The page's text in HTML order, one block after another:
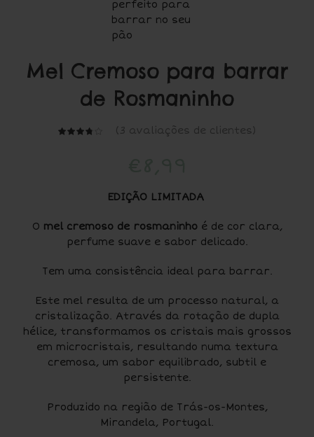
Mel Cremoso para barrar
de Rosmaninho
( 3 avaliações de clientes)
EDIÇÃO LIMITADA
O mel cremoso de rosmaninhoé de cor clara,
perfume suave e sabor delicado.
Tem uma consistência ideal para barrar.
Este mel resulta de um processo natural, a
cristalização. Através da rotação de dupla
hélice, transformamos os cristais mais grossos
em microcristais, resultando numa textura
cremosa, um sabor equilibrado, subtil e
persistente.
Produzido na região de Trás-os-Montes,
Mirandela, Portugal.